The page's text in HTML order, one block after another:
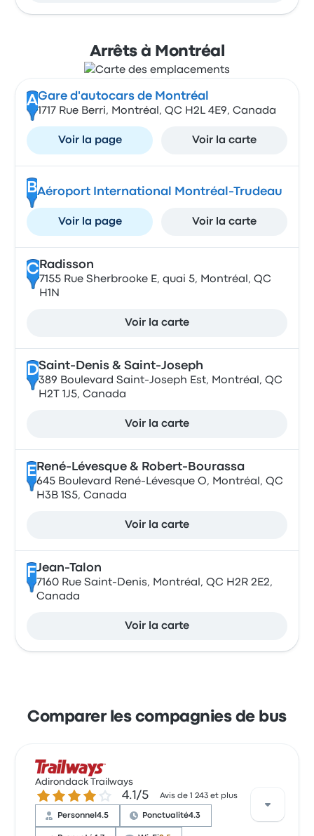
Arrêts à Montréal
AGare d'autocars de Montréal
1717 Rue Berri, Montréal, QC H2L 4E9, Canada
Voir la page Voir la carte
BAéroport International Montréal-Trudeau
Voir la page Voir la carte
CRadisson
7155 Rue Sherbrooke E, quai 5, Montréal, QC
H1N
Voir la carte
DSaint-Denis & Saint-Joseph
389 Boulevard Saint-Joseph Est, Montréal, QC
H2T 1J5, Canada
Voir la carte
E René-Lévesque & Robert-Bourassa
645 Boulevard René-Lévesque O, Montréal, QC
H3B 1S5, Canada
Voir la carte
FJean-Talon
7160 Rue Saint-Denis, Montréal, QC H2R 2E2,
Canada
Voir la carte
Comparer les compagnies de bus
Adirondack Trailways
4.1 sur 5 étoiles 4.1/5 Avis de 1 243 et plus
Personnel4.5 Ponctualité4.3